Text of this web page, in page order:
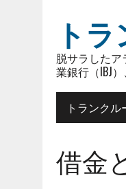
ト
脱サラした
業銀行（IBJ）
トランク
借金